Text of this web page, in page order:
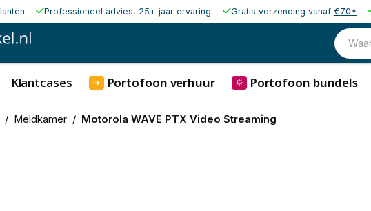
Professioneel advies, 25+ jaar ervaring Gratis verzending vanaf €70*
Klantcases ➜ Portofoon verhuur ⛭ Portofoon bundels
/ Meldkamer / Motorola WAVE PTX Video Streaming